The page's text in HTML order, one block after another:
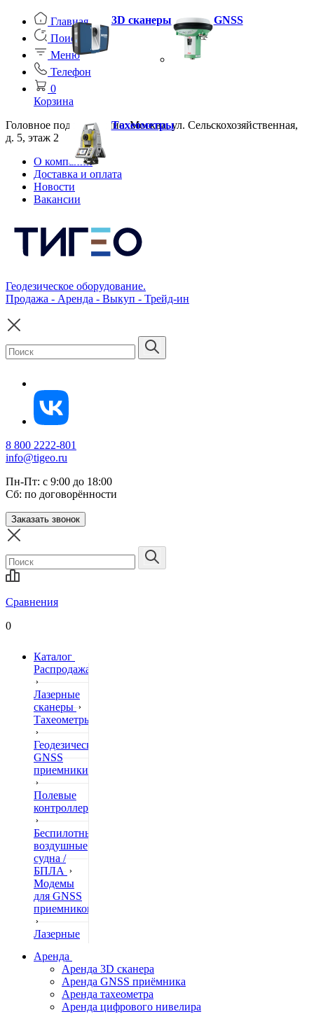
Главная
Поиск
Меню
Телефон
0
Корзина
Головное подразделение: Москва, ул. Сельскохозяйственная,
д. 5, этаж 2
О компании
Доставка и оплата
Новости
Вакансии
Геодезическое оборудование.
Продажа - Аренда - Выкуп - Трейд-ин
8 800 2222-801
info@tigeo.ru
Пн-Пт: с 9:00 до 18:00
Сб: по договорённости
Заказать звонок
Сравнения
0
Каталог
Распродажа
Лазерные
сканеры
Тахеометры
Геодезические
GNSS
приемники
Полевые
контроллеры
Беспилотные
воздушные
судна /
БПЛА
Модемы
для GNSS
приемников
Лазерные
Нивелиры
Теодолиты
3D сканеры GNSS
Тахеометры
Аренда
Аренда 3D сканера
Аренда GNSS приёмника
Аренда тахеометра
Аренда цифрового нивелира